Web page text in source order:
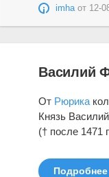
imhaот 12-
Василий
От Рюрика
Князь
(† после 1471
Подробнее